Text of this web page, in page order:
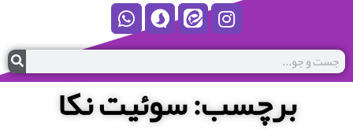
برچسب: سوئیت نکا